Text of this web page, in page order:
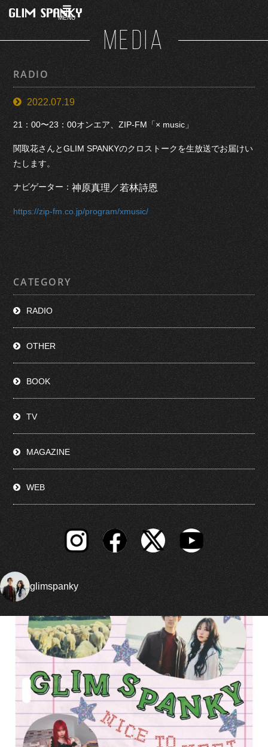
MENU
MEDIA
RADIO
2022.07.19
21：00〜23：00オンエア、ZIP-FM「× music」
関取花さんとGLIM SPANKYのクロストークを生放送でお届けい
たします。
ナビゲーター：神原真理／若林詩恩
https://zip-fm.co.jp/program/xmusic/
CATEGORY
RADIO
OTHER
BOOK
TV
MAGAZINE
WEB
glimspanky